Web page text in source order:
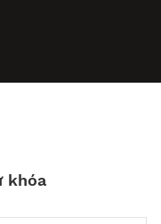
khóa